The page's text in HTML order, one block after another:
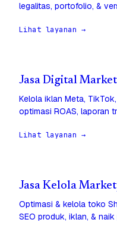
legalitas, portofolio, &
Lihat layanan →
Jasa Digital
Kelola iklan Meta,
optimasi ROAS, laporan
Lihat layanan →
Jasa Kelola
Optimasi & kelola toko
SEO produk, iklan, &